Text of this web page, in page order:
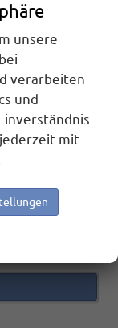
unsere
verarbeiten
und
mit